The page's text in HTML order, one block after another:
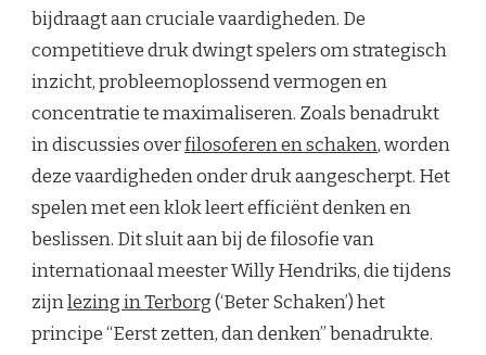
bijdraagt aan cruciale vaardigheden. De
competitieve druk dwingt spelers om strategisch
inzicht, probleemoplossend vermogen en
concentratie te maximaliseren. Zoals benadrukt
in discussies overfilosoferen en schaken, worden
deze vaardigheden onder druk aangescherpt. Het
spelen met een klok leert efficiënt denken en
beslissen. Dit sluit aan bij de filosofie van
internationaal meester Willy Hendriks, die tijdens
zijnlezing in Terborg(‘Beter Schaken’) het
principe “Eerst zetten, dan denken” benadrukte.